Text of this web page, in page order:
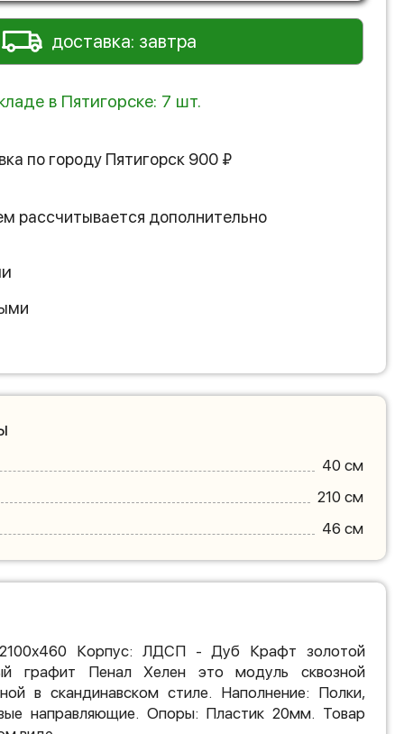
доставка: завтра
в Пятигорске: 7 шт.
по городу Пятигорск 900 ₽
рассчитывается дополнительно
40 см
210 см
46 см
Корпус: ЛДСП - Дуб Крафт золотой
Пенал Хелен это модуль сквозной
в скандинавском стиле. Наполнение: Полки,
направляющие. Опоры: Пластик 20мм. Товар